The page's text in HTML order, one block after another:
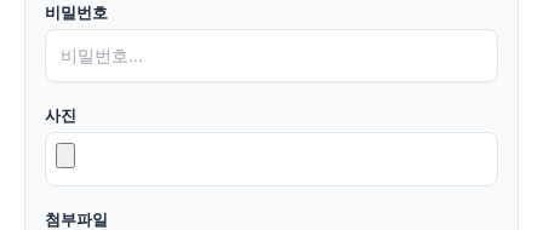
비밀번호
사진
첨부파일